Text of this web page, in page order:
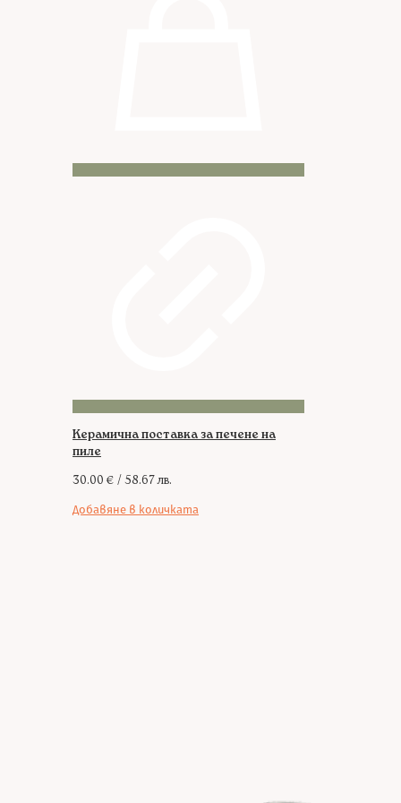
Керамична поставка за печене на
пиле
30.00 € / 58.67 лв.
Добавяне в количката